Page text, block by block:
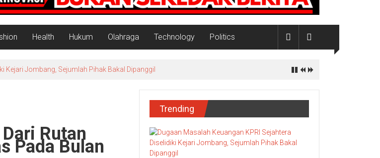
Health Hukum Olahraga Technology Politics
Kejari Jombang, Sejumlah Pihak Bakal Dipanggil
Rutan
Pada Bulan
Trending